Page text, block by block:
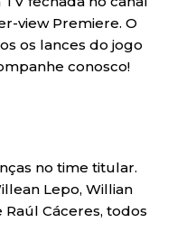
view Premiere. O
os lances do jogo
conosco!
no time titular.
Lepo, Willian
Raúl Cáceres, todos